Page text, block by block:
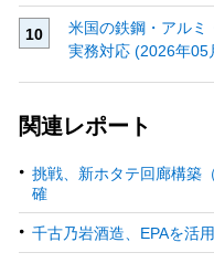
米国の鉄鋼・アルミ
実務対応 (2026年05
関連レポート
挑戦、新ホタテ回廊構築
確
千古乃岩酒造、EPAを活